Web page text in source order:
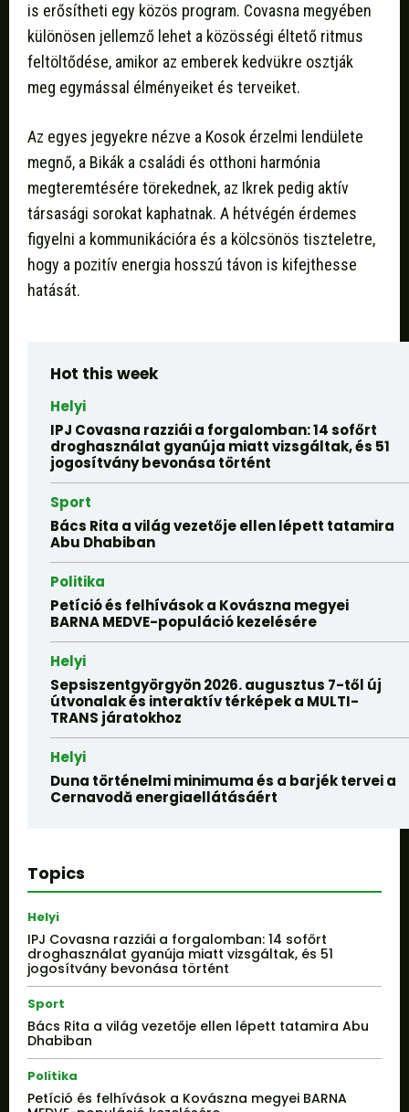
is erősítheti egy közös program. Covasna megyében
különösen jellemző lehet a közösségi éltető ritmus
feltöltődése, amikor az emberek kedvükre osztják
meg egymással élményeiket és terveiket.
Az egyes jegyekre nézve a Kosok érzelmi lendülete
megnő, a Bikák a családi és otthoni harmónia
megteremtésére törekednek, az Ikrek pedig aktív
társasági sorokat kaphatnak. A hétvégén érdemes
figyelni a kommunikációra és a kölcsönös tiszteletre,
hogy a pozitív energia hosszú távon is kifejthesse
hatását.
Hot this week
Helyi
IPJ Covasna razziái a forgalomban: 14 sofőrt
droghasználat gyanúja miatt vizsgáltak, és 51
jogosítvány bevonása történt
Sport
Bács Rita a világ vezetője ellen lépett tatamira
Abu Dhabiban
Politika
Petíció és felhívások a Kovászna megyei
BARNA MEDVE-populáció kezelésére
Helyi
Sepsiszentgyörgyön 2026. augusztus 7-től új
útvonalak és interaktív térképek a MULTI-
TRANS járatokhoz
Helyi
Duna történelmi minimuma és a barjék tervei a
Cernavodă energiaellátásáért
Topics
Helyi
IPJ Covasna razziái a forgalomban: 14 sofőrt
droghasználat gyanúja miatt vizsgáltak, és 51
jogosítvány bevonása történt
Sport
Bács Rita a világ vezetője ellen lépett tatamira Abu
Dhabiban
Politika
Petíció és felhívások a Kovászna megyei BARNA